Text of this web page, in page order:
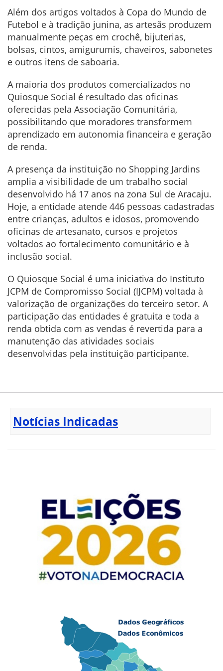
Além dos artigos voltados à Copa do Mundo de
Futebol e à tradição junina, as artesãs produzem
manualmente peças em crochê, bijuterias,
bolsas, cintos, amigurumis, chaveiros, sabonetes
e outros itens de saboaria.
A maioria dos produtos comercializados no
Quiosque Social é resultado das oficinas
oferecidas pela Associação Comunitária,
possibilitando que moradores transformem
aprendizado em autonomia financeira e geração
de renda.
A presença da instituição no Shopping Jardins
amplia a visibilidade de um trabalho social
desenvolvido há 17 anos na zona Sul de Aracaju.
Hoje, a entidade atende 446 pessoas cadastradas
entre crianças, adultos e idosos, promovendo
oficinas de artesanato, cursos e projetos
voltados ao fortalecimento comunitário e à
inclusão social.
O Quiosque Social é uma iniciativa do Instituto
JCPM de Compromisso Social (IJCPM) voltada à
valorização de organizações do terceiro setor. A
participação das entidades é gratuita e toda a
renda obtida com as vendas é revertida para a
manutenção das atividades sociais
desenvolvidas pela instituição participante.
Notícias Indicadas